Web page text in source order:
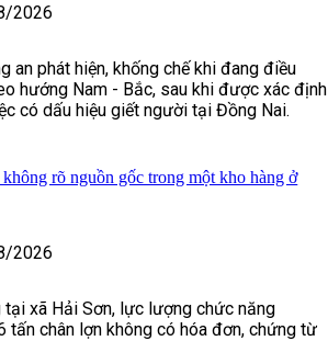
2026
an phát hiện, khống chế khi đang điều
hướng Nam - Bắc, sau khi được xác định
có dấu hiệu giết người tại Đồng Nai.
rõ nguồn gốc trong một kho hàng ở
2026
tại xã Hải Sơn, lực lượng chức năng
tấn chân lợn không có hóa đơn, chứng từ